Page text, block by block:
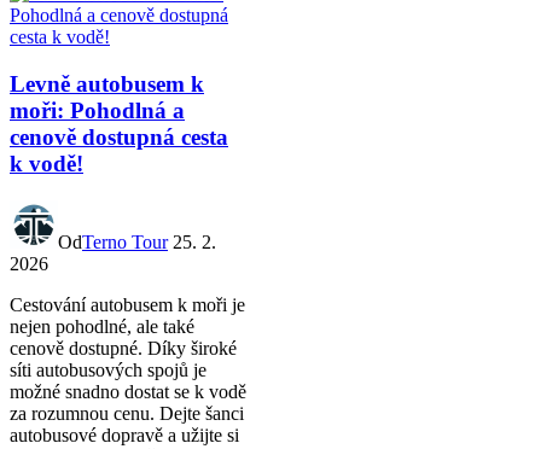
Levně autobusem k
moři: Pohodlná a
cenově dostupná cesta
k vodě!
OdTerno Tour 25. 2.
2026
Cestování autobusem k moři je
nejen pohodlné, ale také
cenově dostupné. Díky široké
síti autobusových spojů je
možné snadno dostat se k vodě
za rozumnou cenu. Dejte šanci
autobusové dopravě a užijte si